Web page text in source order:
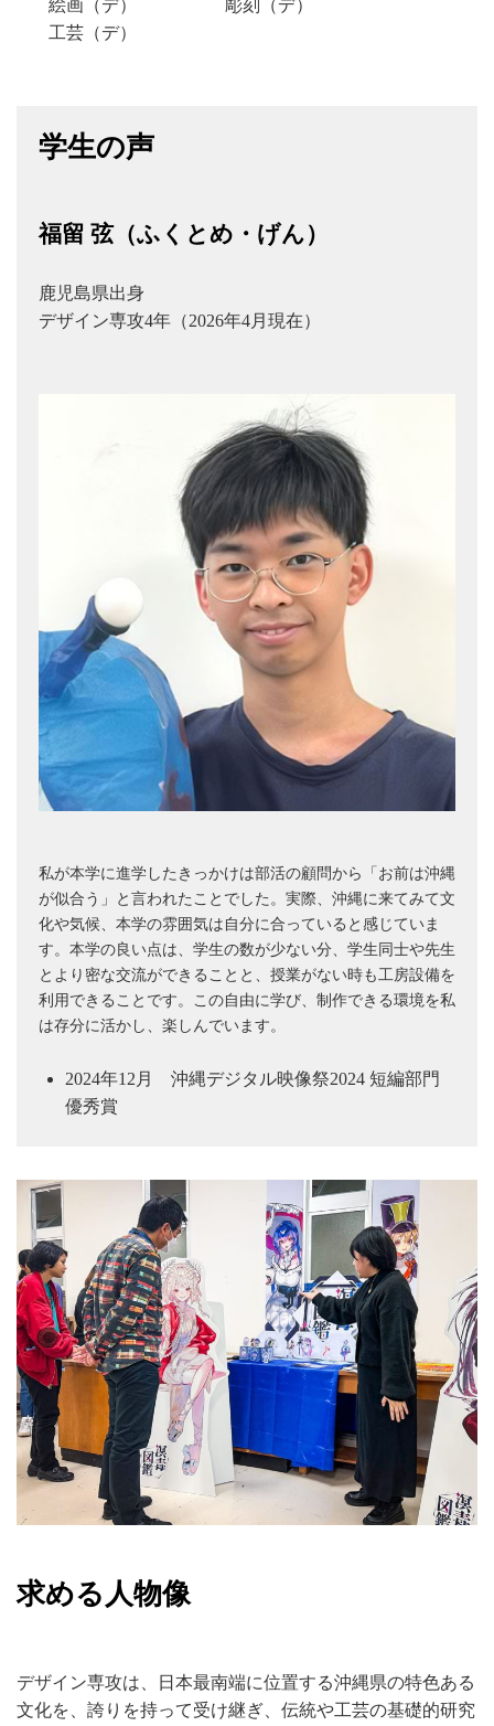
絵画（デ）
彫刻（デ）
工芸（デ）
学生の声
福留 弦（ふくとめ・げん）
鹿児島県出身
デザイン専攻4年（2026年4月現在）
私が本学に進学したきっかけは部活の顧問から「お前は沖縄
が似合う」と言われたことでした。実際、沖縄に来てみて文
化や気候、本学の雰囲気は自分に合っていると感じていま
す。本学の良い点は、学生の数が少ない分、学生同士や先生
とより密な交流ができることと、授業がない時も工房設備を
利用できることです。この自由に学び、制作できる環境を私
は存分に活かし、楽しんでいます。
2024年12月 沖縄デジタル映像祭2024 短編部門
優秀賞
求める人物像
デザイン専攻は、日本最南端に位置する沖縄県の特色ある
文化を、誇りを持って受け継ぎ、伝統や工芸の基礎的研究